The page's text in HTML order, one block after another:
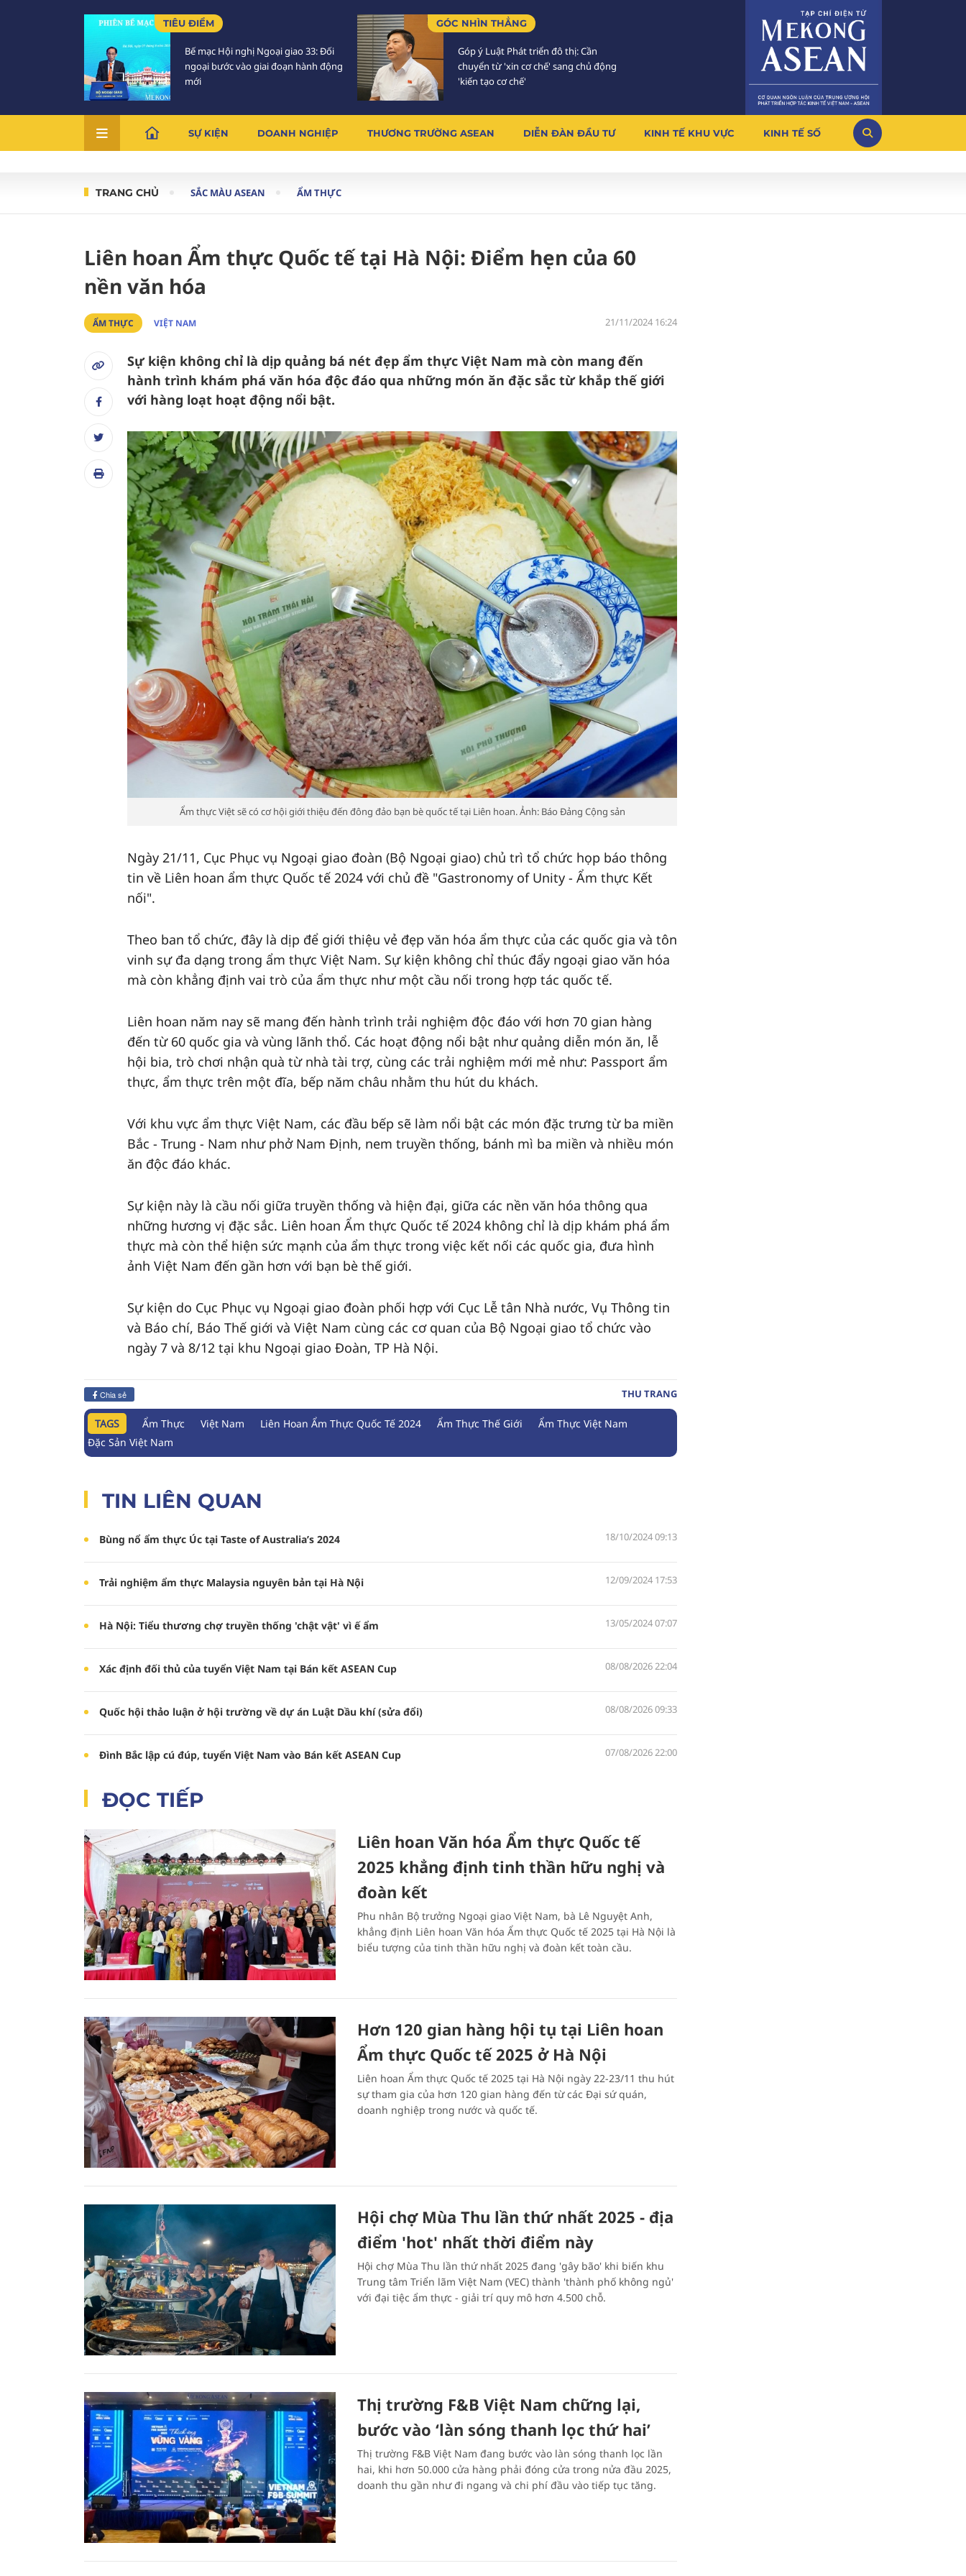
TIÊU ĐIỂM
Bế mạc Hội nghị Ngoại giao 33: Đối
ngoại bước vào giai đoạn hành động
mới
GÓC NHÌN THẲNG
Góp ý Luật Phát triển đô thị: Cần
chuyển từ 'xin cơ chế' sang chủ động
'kiến tạo cơ chế'
SỰ KIỆN DOANH NGHIỆP THƯƠNG TRƯỜNG ASEAN DIỄN ĐÀN ĐẦU TƯ KINH TẾ KHU VỰC KINH TẾ SỐ
TRANG CHỦ SẮC MÀU ASEAN ẨM THỰC
Liên hoan Ẩm thực Quốc tế tại Hà Nội: Điểm hẹn của 60
nền văn hóa
ẨM THỰC VIỆT NAM 21/11/2024 16:24
Sự kiện không chỉ là dịp quảng bá nét đẹp ẩm thực Việt Nam mà còn mang đến
hành trình khám phá văn hóa độc đáo qua những món ăn đặc sắc từ khắp thế giới
với hàng loạt hoạt động nổi bật.
Ẩm thực Việt sẽ có cơ hội giới thiệu đến đông đảo bạn bè quốc tế tại Liên hoan. Ảnh: Báo Đảng Cộng sản
Ngày 21/11, Cục Phục vụ Ngoại giao đoàn (Bộ Ngoại giao) chủ trì tổ chức họp báo thông
tin về Liên hoan ẩm thực Quốc tế 2024 với chủ đề "Gastronomy of Unity - Ẩm thực Kết
nối".
Theo ban tổ chức, đây là dịp để giới thiệu vẻ đẹp văn hóa ẩm thực của các quốc gia và tôn
vinh sự đa dạng trong ẩm thực Việt Nam. Sự kiện không chỉ thúc đẩy ngoại giao văn hóa
mà còn khẳng định vai trò của ẩm thực như một cầu nối trong hợp tác quốc tế.
Liên hoan năm nay sẽ mang đến hành trình trải nghiệm độc đáo với hơn 70 gian hàng
đến từ 60 quốc gia và vùng lãnh thổ. Các hoạt động nổi bật như quảng diễn món ăn, lễ
hội bia, trò chơi nhận quà từ nhà tài trợ, cùng các trải nghiệm mới mẻ như: Passport ẩm
thực, ẩm thực trên một đĩa, bếp năm châu nhằm thu hút du khách.
Với khu vực ẩm thực Việt Nam, các đầu bếp sẽ làm nổi bật các món đặc trưng từ ba miền
Bắc - Trung - Nam như phở Nam Định, nem truyền thống, bánh mì ba miền và nhiều món
ăn độc đáo khác.
Sự kiện này là cầu nối giữa truyền thống và hiện đại, giữa các nền văn hóa thông qua
những hương vị đặc sắc. Liên hoan Ẩm thực Quốc tế 2024 không chỉ là dịp khám phá ẩm
thực mà còn thể hiện sức mạnh của ẩm thực trong việc kết nối các quốc gia, đưa hình
ảnh Việt Nam đến gần hơn với bạn bè thế giới.
Sự kiện do Cục Phục vụ Ngoại giao đoàn phối hợp với Cục Lễ tân Nhà nước, Vụ Thông tin
và Báo chí, Báo Thế giới và Việt Nam cùng các cơ quan của Bộ Ngoại giao tổ chức vào
ngày 7 và 8/12 tại khu Ngoại giao Đoàn, TP Hà Nội.
Chia sẻ THU TRANG
TAGS Ẩm Thực Việt Nam Liên Hoan Ẩm Thực Quốc Tế 2024 Ẩm Thực Thế Giới
Ẩm Thực Việt Nam
Đặc Sản Việt Nam
TIN LIÊN QUAN
Bùng nổ ẩm thực Úc tại Taste of Australia’s 2024 18/10/2024 09:13
Trải nghiệm ẩm thực Malaysia nguyên bản tại Hà Nội 12/09/2024 17:53
Hà Nội: Tiểu thương chợ truyền thống 'chật vật' vì ế ẩm 13/05/2024 07:07
Xác định đối thủ của tuyển Việt Nam tại Bán kết ASEAN Cup 08/08/2026 22:04
Quốc hội thảo luận ở hội trường về dự án Luật Dầu khí (sửa đổi) 08/08/2026 09:33
Đình Bắc lập cú đúp, tuyển Việt Nam vào Bán kết ASEAN Cup 07/08/2026 22:00
ĐỌC TIẾP
Liên hoan Văn hóa Ẩm thực Quốc tế
2025 khẳng định tinh thần hữu nghị và
đoàn kết
Phu nhân Bộ trưởng Ngoại giao Việt Nam, bà Lê Nguyệt Anh,
khẳng định Liên hoan Văn hóa Ẩm thực Quốc tế 2025 tại Hà Nội là
biểu tượng của tinh thần hữu nghị và đoàn kết toàn cầu.
Hơn 120 gian hàng hội tụ tại Liên hoan
Ẩm thực Quốc tế 2025 ở Hà Nội
Liên hoan Ẩm thực Quốc tế 2025 tại Hà Nội ngày 22-23/11 thu hút
sự tham gia của hơn 120 gian hàng đến từ các Đại sứ quán,
doanh nghiệp trong nước và quốc tế.
Hội chợ Mùa Thu lần thứ nhất 2025 - địa
điểm 'hot' nhất thời điểm này
Hội chợ Mùa Thu lần thứ nhất 2025 đang 'gây bão' khi biến khu
Trung tâm Triển lãm Việt Nam (VEC) thành 'thành phố không ngủ'
với đại tiệc ẩm thực - giải trí quy mô hơn 4.500 chỗ.
Thị trường F&B Việt Nam chững lại,
bước vào ‘làn sóng thanh lọc thứ hai’
Thị trường F&B Việt Nam đang bước vào làn sóng thanh lọc lần
hai, khi hơn 50.000 cửa hàng phải đóng cửa trong nửa đầu 2025,
doanh thu gần như đi ngang và chi phí đầu vào tiếp tục tăng.